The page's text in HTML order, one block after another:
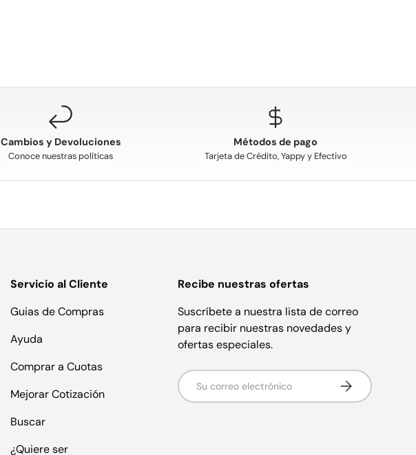
Cambios y Devoluciones
Conoce nuestras políticas
Métodos de pago
Tarjeta de Crédito, Yappy y Efectivo
Servicio al Cliente
Guias de Compras
Ayuda
Comprar a Cuotas
Mejorar Cotización
Buscar
¿Quiere ser
Recibe nuestras ofertas
Suscríbete a nuestra lista de correo
para recibir nuestras novedades y
ofertas especiales.
Correo electrónico Suscribirse